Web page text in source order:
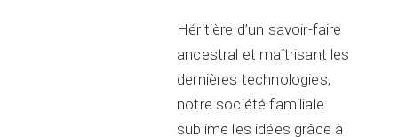
Héritière d’un savoir-faire
ancestral et maîtrisant les
dernières technologies,
notre société familiale
sublime les idées grâce à